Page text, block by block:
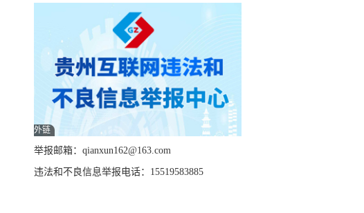
外链
举报邮箱：qianxun162@163.com
违法和不良信息举报电话：15519583885